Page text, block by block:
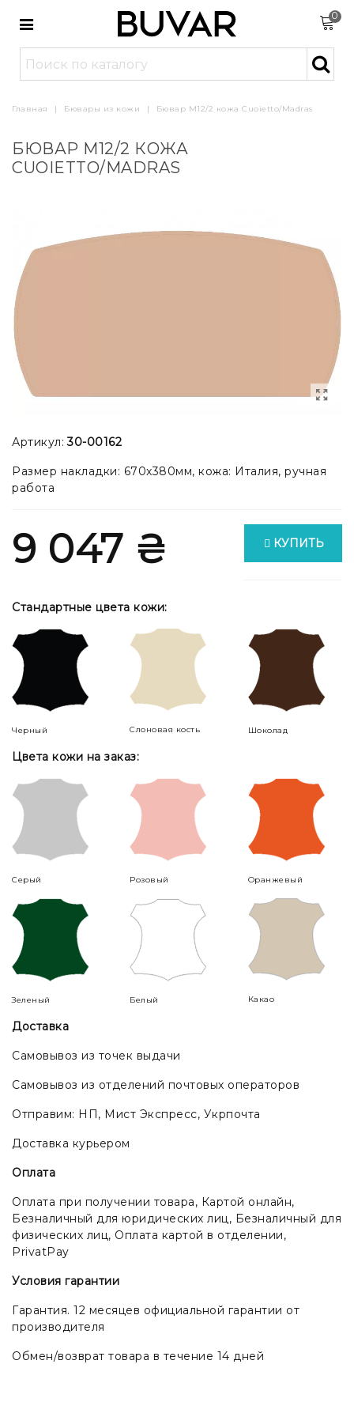
0
Главная | Бювары из кожи | Бювар М12/2 кожа Cuoietto/Madras
БЮВАР М12/2 КОЖА
CUOIETTO/MADRAS
Артикул: 30-00162
Размер накладки: 670x380мм, кожа: Италия, ручная
работа
9 047 ₴ КУПИТЬ
Стандартные цвета кожи:
Черный Слоновая кость Шоколад
Цвета кожи на заказ:
Серый Розовый Оранжевый
Зеленый Белый Какао
Доставка
Самовывоз из точек выдачи
Самовывоз из отделений почтовых операторов
Отправим: НП, Мист Экспресс, Укрпочта
Доставка курьером
Оплата
Оплата при получении товара, Картой онлайн,
Безналичный для юридических лиц, Безналичный для
физических лиц, Оплата картой в отделении,
PrivatPay
Условия гарантии
Гарантия. 12 месяцев официальной гарантии от
производителя
Обмен/возврат товара в течение 14 дней